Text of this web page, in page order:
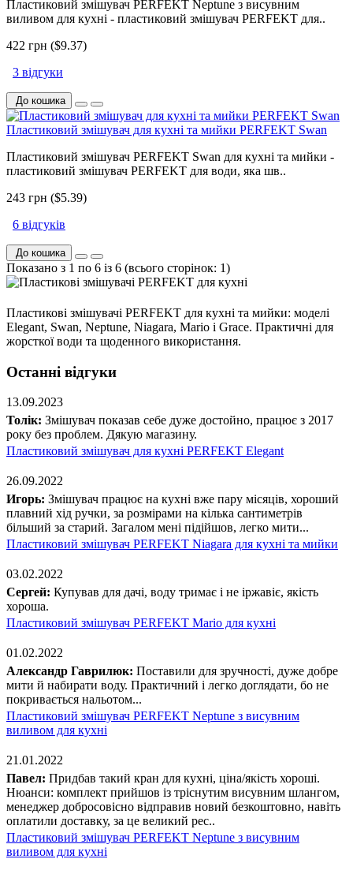
Пластиковий змішувач PERFEKT Neptune з висувним
виливом для кухні - пластиковий змішувач PERFEKT для..
422 грн ($9.37)
3 відгуки
До кошика
Пластиковий змішувач для кухні та мийки PERFEKT Swan
Пластиковий змішувач PERFEKT Swan для кухні та мийки -
пластиковий змішувач PERFEKT для води, яка шв..
243 грн ($5.39)
6 відгуків
До кошика
Показано з 1 по 6 із 6 (всього сторінок: 1)
Пластикові змішувачі PERFEKT для кухні та мийки: моделі
Elegant, Swan, Neptune, Niagara, Mario і Grace. Практичні для
жорсткої води та щоденного використання.
Останні відгуки
13.09.2023
Толік: Змішувач показав себе дуже достойно, працює з 2017
року без проблем. Дякую магазину.
Пластиковий змішувач для кухні PERFEKT Elegant
26.09.2022
Игорь: Змішувач працює на кухні вже пару місяців, хороший
плавний хід ручки, за розмірами на кілька сантиметрів
більший за старий. Загалом мені підійшов, легко мити...
Пластиковий змішувач PERFEKT Niagara для кухні та мийки
03.02.2022
Сергей: Купував для дачі, воду тримає і не іржавіє, якість
хороша.
Пластиковий змішувач PERFEKT Mario для кухні
01.02.2022
Александр Гаврилюк: Поставили для зручності, дуже добре
мити й набирати воду. Практичний і легко доглядати, бо не
покривається нальотом...
Пластиковий змішувач PERFEKT Neptune з висувним
виливом для кухні
21.01.2022
Павел: Придбав такий кран для кухні, ціна/якість хороші.
Нюанси: комплект прийшов із тріснутим висувним шлангом,
менеджер добросовісно відправив новий безкоштовно, навіть
оплатили доставку, за це великий рес..
Пластиковий змішувач PERFEKT Neptune з висувним
виливом для кухні